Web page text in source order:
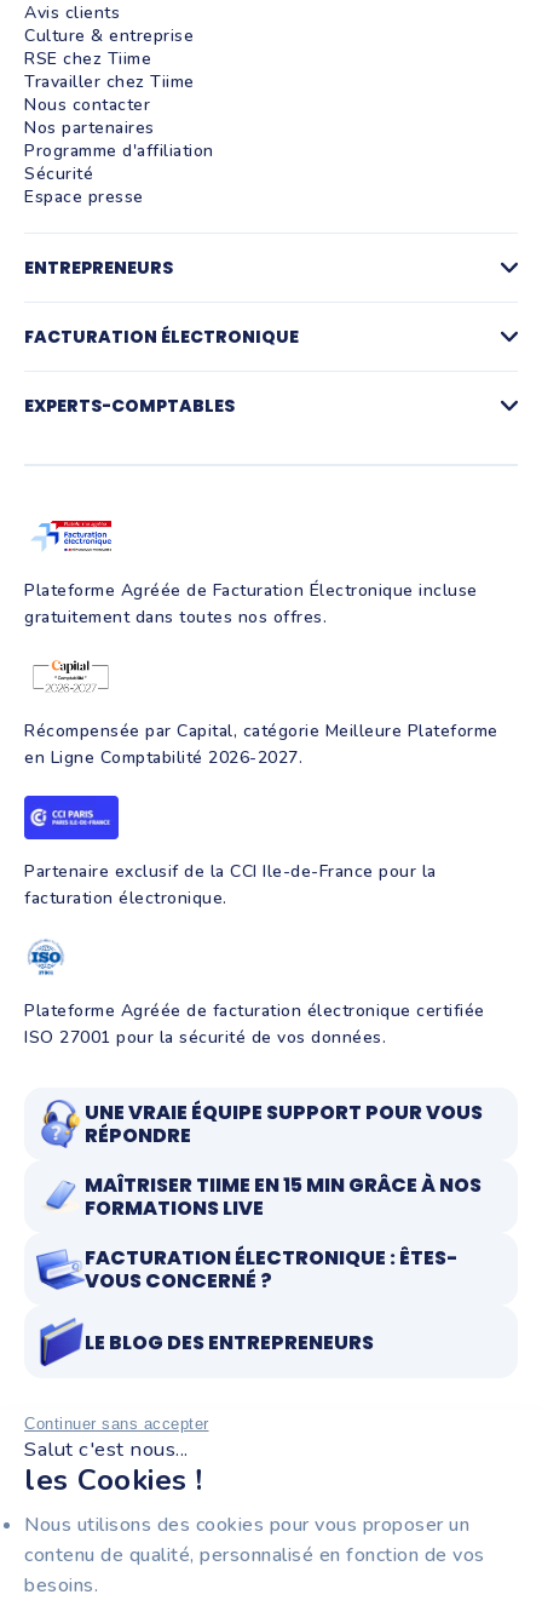
Continuer sans accepter
Salut c'est nous...
les Cookies !
Nous utilisons des cookies pour vous proposer un
contenu de qualité, personnalisé en fonction de vos
besoins.
Avis clients
Culture & entreprise
RSE chez Tiime
Travailler chez Tiime
Nous contacter
Nos partenaires
Programme d'affiliation
Sécurité
Espace presse
ENTREPRENEURS
Logiciel de devis
Gestion des achats
Création d'entreprise
Parrainage
FACTURATION ÉLECTRONIQUE
Plateforme agréée de facturation électronique
EXPERTS-COMPTABLES
Production comptable
Facture électronique
Création d'entreprise
Programmes de formation
Plateforme Agréée de Facturation Électronique incluse
gratuitement dans toutes nos offres.
Récompensée par Capital, catégorie Meilleure Plateforme
en Ligne Comptabilité 2026-2027.
Partenaire exclusif de la CCI Ile-de-France pour la
facturation électronique.
Plateforme Agréée de facturation électronique certifiée
ISO 27001 pour la sécurité de vos données.
UNE VRAIE ÉQUIPE SUPPORT POUR VOUS
RÉPONDRE
MAÎTRISER TIIME EN 15 MIN GRÂCE À NOS
FORMATIONS LIVE
FACTURATION ÉLECTRONIQUE : ÊTES-
VOUS CONCERNÉ ?
LE BLOG DES ENTREPRENEURS
RESTEZ INFORMÉS !
Recevez notre newsletter pour entrepreneurs :
facturation électronique, nouveautés produit et
astuces pour gagner du temps au quotidien.